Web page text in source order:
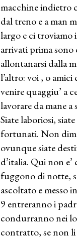
macchine indietro
dal treno e a man
largo e ci
arrivati prima sono
allontanarsi dalla
l’altro: voi , o
venire quaggiu’ a
lavorare da mane a
Siate laboriosi,
fortunati. Non
ovunque siate
d’italia. Qui non
fuggono di notte,
ascoltato e messo
9 entreranno i
condurranno nei
contratto, se non li